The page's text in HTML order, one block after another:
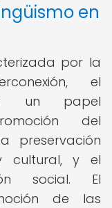
en
por la
el
un papel
del
preservación
cultural, y el
social. El
de las